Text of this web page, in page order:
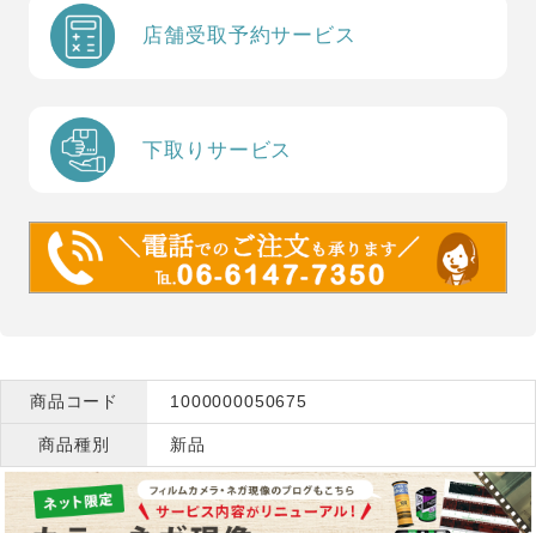
店舗受取予約サービス
下取りサービス
商品コード 1000000050675
商品種別 新品